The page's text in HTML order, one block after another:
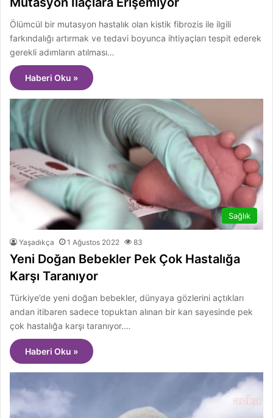
Ölümcül bir mutasyon hastalık olan kistik fibrozis ile ilgili
farkındalığı artırmak ve tedavi boyunca ihtiyaçları tespit ederek
gerekli adımların atılması…
Haberi Oku »
Sağlık
Yaşadıkça 1 Ağustos 2022 83
Yeni Doğan Bebekler Pek Çok Hastalığa
Karşı Taranıyor
Türkiye’de yeni doğan bebekler, dünyaya gözlerini açtıkları
andan itibaren sadece topuktan alınan bir kan sayesinde pek
çok hastalığa karşı taranıyor.…
Haberi Oku »